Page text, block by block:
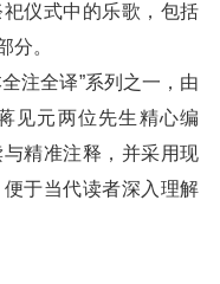
祀仪式中的乐歌，包括
分。
注全译”系列之一，由
见元两位先生精心编
精准注释，并采用现
于当代读者深入理解